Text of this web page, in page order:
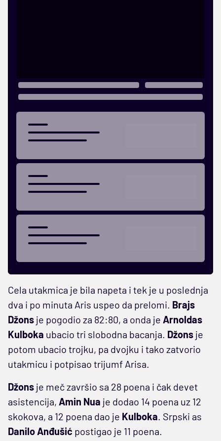
Cela utakmica je bila napeta i tek je u poslednja
dva i po minuta Aris uspeo da prelomi. Brajs
Džons je pogodio za 82:80, a onda je Arnoldas
Kulboka ubacio tri slobodna bacanja. Džons je
potom ubacio trojku, pa dvojku i tako zatvorio
utakmicu i potpisao trijumf Arisa.
Džons je meč završio sa 28 poena i čak devet
asistencija, Amin Nua je dodao 14 poena uz 12
skokova, a 12 poena dao je Kulboka. Srpski as
Danilo Anđušić postigao je 11 poena.